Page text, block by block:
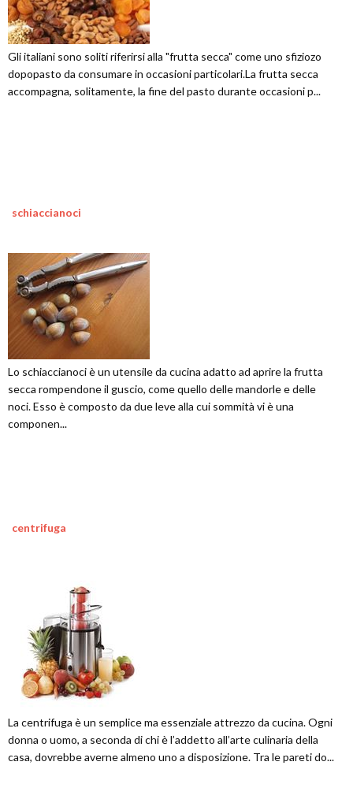
Gli italiani sono soliti riferirsi alla "frutta secca" come uno sfiziozo
dopopasto da consumare in occasioni particolari.La frutta secca
accompagna, solitamente, la fine del pasto durante occasioni p...
schiaccianoci
Lo schiaccianoci è un utensile da cucina adatto ad aprire la frutta
secca rompendone il guscio, come quello delle mandorle e delle
noci. Esso è composto da due leve alla cui sommità vi è una
componen...
centrifuga
La centrifuga è un semplice ma essenziale attrezzo da cucina. Ogni
donna o uomo, a seconda di chi è l’addetto all’arte culinaria della
casa, dovrebbe averne almeno uno a disposizione. Tra le pareti do...